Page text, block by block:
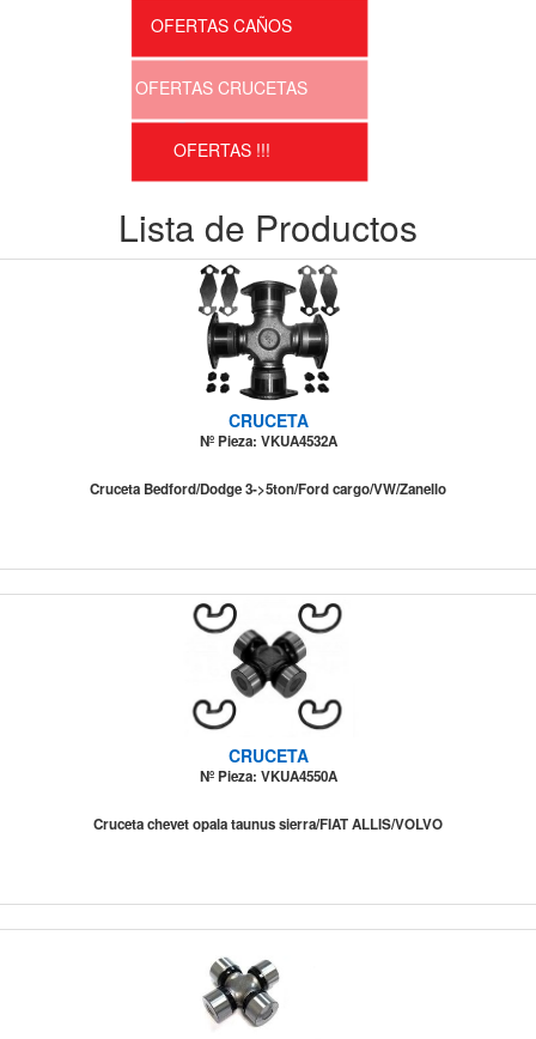
OFERTAS CAÑOS
OFERTAS CRUCETAS
OFERTAS !!!
Lista de Productos
CRUCETA
Nº Pieza: VKUA4532A
Cruceta Bedford/Dodge 3->5ton/Ford cargo/VW/Zanello
CRUCETA
Nº Pieza: VKUA4550A
Cruceta chevet opala taunus sierra/FIAT ALLIS/VOLVO